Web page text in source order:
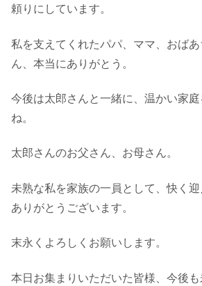
頼りにしています。
私を支えてくれたパパ、ママ、おば
ん、本当にありがとう。
今後は太郎さんと一緒に、温かい家
ね。
太郎さんのお父さん、お母さん。
未熟な私を家族の一員として、快く
ありがとうございます。
末永くよろしくお願いします。
本日お集まりいただいた皆様、今後